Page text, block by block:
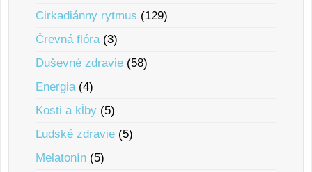
Cirkadiánny rytmus (129)
Črevná flóra(3)
Duševné zdravie (58)
Energia(4)
Kosti a kĺby (5)
Ľudské zdravie (5)
Melatonín (5)